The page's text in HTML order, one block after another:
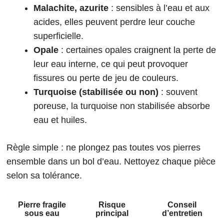
Malachite, azurite : sensibles à l’eau et aux
acides, elles peuvent perdre leur couche
superficielle.
Opale : certaines opales craignent la perte de
leur eau interne, ce qui peut provoquer
fissures ou perte de jeu de couleurs.
Turquoise (stabilisée ou non) : souvent
poreuse, la turquoise non stabilisée absorbe
eau et huiles.
Règle simple : ne plongez pas toutes vos pierres
ensemble dans un bol d’eau. Nettoyez chaque pièce
selon sa tolérance.
Pierre fragile
sous eau
Risque
principal
Conseil
d’entretien